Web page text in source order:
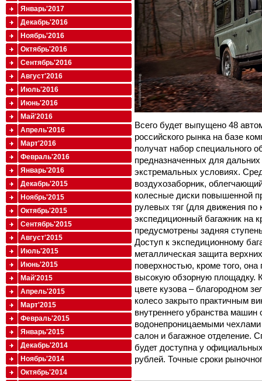
Всего будет выпущено 48
российского рынка на базе
получат набор специального
предназначенных для
экстремальных условиях.
воздухозаборник,
колесные диски повышенной
рулевых тяг (для движения
экспедиционный багажник на
предусмотрены задняя
Доступ к экспедиционному
металлическая защита
поверхностью, кроме того,
высокую обзорную площадку.
цвете кузова – благородном
колесо закрыто практичным
внутреннего убранства машин
водонепроницаемыми
салон и багажное отделение.
будет доступна у
рублей. Точные сроки
Январь'2017
Декабрь'2016
Ноябрь'2016
Октябрь'2016
Сентябрь'2016
Август'2016
Июль'2016
Июнь'2016
Май'2016
Апрель'2016
Март'2016
Февраль'2016
Январь'2016
Декабрь'2015
Ноябрь'2015
Октябрь'2015
Сентябрь'2015
Август'2015
Июль'2015
Июнь'2015
Май'2015
Апрель'2015
Март'2015
Февраль'2015
Январь'2015
Декабрь'2014
Ноябрь'2014
Октябрь'2014